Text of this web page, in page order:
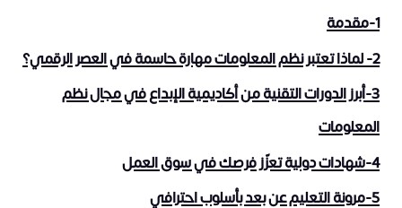
1-مقدمة
2- لماذا تعتبر نظم المعلومات مهارة حاسمة في العصر الرقمي؟
3-أبرز الدورات التقنية من أكاديمية الإبداع في مجال نظم
المعلومات
4-شهادات دولية تعزّز فرصك في سوق العمل
5-مرونة التعليم عن بعد بأسلوب احترافي